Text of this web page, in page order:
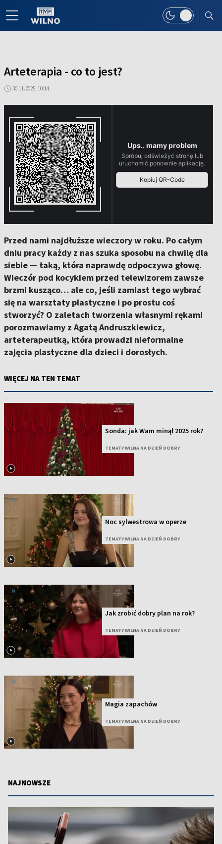
Arteterapia - co to jest?
30.11.2025, 10:14
Przed nami najdłuższe wieczory w roku. Po całym
dniu pracy każdy z nas szuka sposobu na chwilę dla
siebie — taką, która naprawdę odpoczywa głowę.
Wieczór pod kocykiem przed telewizorem zawsze
brzmi kusząco… ale co, jeśli zamiast tego wybrać
się na warsztaty plastyczne i po prostu coś
stworzyć? O zaletach tworzenia własnymi rękami
porozmawiamy z Agatą Andruszkiewicz,
arteterapeutką, która prowadzi nieformalne
zajęcia plastyczne dla dzieci i dorosłych.
WIĘCEJ NA TEN TEMAT
Sonda: jak Wam minął 2025 rok?
TEMATY WILNA NA DZIEŃ DOBRY
Noc sylwestrowa w operze
TEMATY WILNA NA DZIEŃ DOBRY
Jak zrobić dobry plan na rok?
TEMATY WILNA NA DZIEŃ DOBRY
Magia zapachów
TEMATY WILNA NA DZIEŃ DOBRY
NAJNOWSZE